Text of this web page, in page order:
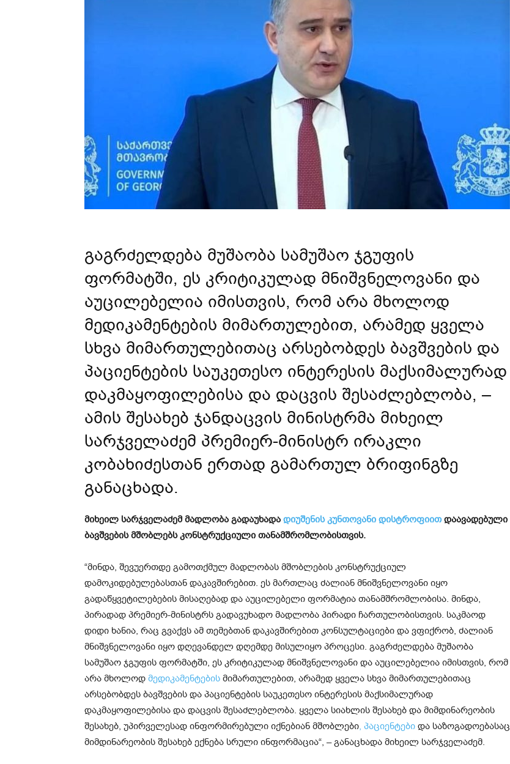
გაგრძელდება მუშაობა სამუშაო ჯგუფის
ფორმატში, ეს კრიტიკულად მნიშვნელოვანი და
აუცილებელია იმისთვის, რომ არა მხოლოდ
მედიკამენტების მიმართულებით, არამედ ყველა
სხვა მიმართულებითაც არსებობდეს ბავშვების და
პაციენტების საუკეთესო ინტერესის მაქსიმალურად
დაკმაყოფილებისა და დაცვის შესაძლებლობა, –
ამის შესახებ ჯანდაცვის მინისტრმა მიხეილ
სარჯველაძემ პრემიერ-მინისტრ ირაკლი
კობახიძესთან ერთად გამართულ ბრიფინგზე
განაცხადა.
მიხეილ სარჯველაძემ მადლობა გადაუხადა დიუშენის კუნთოვანი დისტროფიითდაავადებული
ბავშვების მშობლებს კონსტრუქციული თანამშრომლობისთვის.
“მინდა, შევუერთდე გამოთქმულ მადლობას მშობლების კონსტრუქციულ
დამოკიდებულებასთან დაკავშირებით. ეს მართლაც ძალიან მნიშვნელოვანი იყო
გადაწყვეტილებების მისაღებად და აუცილებელი ფორმატია თანამშრომლობისა. მინდა,
პირადად პრემიერ-მინისტრს გადავუხადო მადლობა პირადი ჩართულობისთვის. საკმაოდ
დიდი ხანია, რაც გვაქვს ამ თემებთან დაკავშირებით კონსულტაციები და ვფიქრობ, ძალიან
მნიშვნელოვანი იყო დღევანდელ დღემდე მისულიყო პროცესი. გაგრძელდება მუშაობა
სამუშაო ჯგუფის ფორმატში, ეს კრიტიკულად მნიშვნელოვანი და აუცილებელია იმისთვის, რომ
არა მხოლოდ მედიკამენტების მიმართულებით, არამედ ყველა სხვა მიმართულებითაც
არსებობდეს ბავშვების და პაციენტების საუკეთესო ინტერესის მაქსიმალურად
დაკმაყოფილებისა და დაცვის შესაძლებლობა. ყველა სიახლის შესახებ და მიმდინარეობის
შესახებ, უპირველესად ინფორმირებული იქნებიან მშობლები, პაციენტები და საზოგადოებასაც
მიმდინარეობის შესახებ ექნება სრული ინფორმაცია“, – განაცხადა მიხეილ სარჯველაძემ.